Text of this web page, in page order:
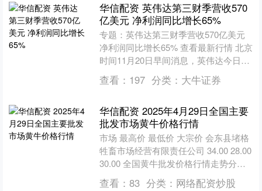
华信配资 英伟达第三财季营收570
亿美元 净利润同比增长65%
专题：英伟达第三财季营收570亿美元
净利润同比增长65% 查看最新行情 北京
时间11月20日早间消息，英伟达今日公
布了该公司的2026财年第三财季财报：
营收为....
查看： 197 分类： 大牛证券
华信配资 2025年4月29日全国主要
批发市场黄牛价格行情
市场 最高价 最低价 大宗价 会东县堵格
牲畜市场经营有限责任公司 34.00 28.00
30.00 全国黄牛批发价格行情走势分析
华信配资 从今日全国黄牛批发市....
查看： 83 分类： 网络配资炒股